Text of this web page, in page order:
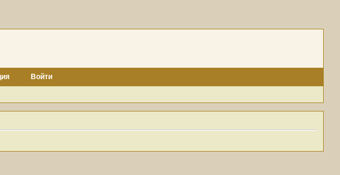
Войти